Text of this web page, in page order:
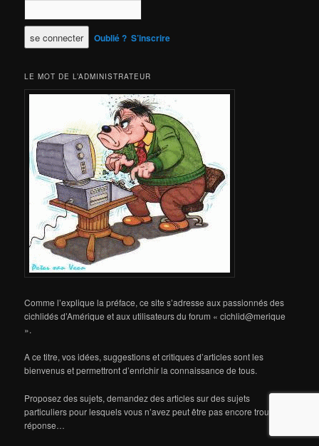
Oublié ? S’inscrire
LE MOT DE L’ADMINISTRATEUR
Comme l’explique la préface, ce site s’adresse aux passionnés des
cichlidés d’Amérique et aux utilisateurs du forum « cichlid@merique
».
A ce titre, vos idées, suggestions et critiques d’articles sont les
bienvenus et permettront d’enrichir la connaissance de tous.
Proposez des sujets, demandez des articles sur des sujets
particuliers pour lesquels vous n’avez peut être pas encore trouvé de
réponse…